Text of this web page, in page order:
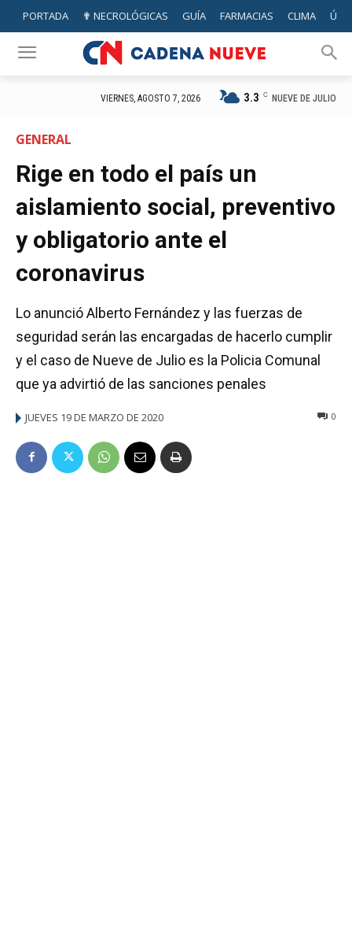
PORTADA ✟ NECROLÓGICAS GUÍA FARMACIAS CLIMA
VIERNES, AGOSTO 7, 2026 3.3 C NUEVE DE JULIO
GENERAL
Rige en todo el país un
aislamiento social, preventivo
y obligatorio ante el
coronavirus
Lo anunció Alberto Fernández y las fuerzas de
seguridad serán las encargadas de hacerlo cumplir
y el caso de Nueve de Julio es la Policia Comunal
que ya advirtió de las sanciones penales
JUEVES 19 DE MARZO DE 2020 0